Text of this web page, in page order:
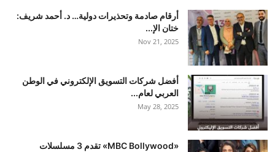
أرقام صادمة وتحذيرات دولية… د. أحمد شريف:
ختان الإ...
Nov 21, 2025
أفضل شركات التسويق الإلكتروني في الوطن
العربي لعام...
May 28, 2025
«MBC Bollywood» تقدم 3 مسلسلات